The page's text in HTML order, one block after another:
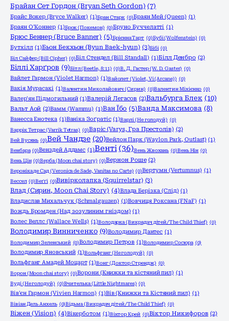
Брайан Сет Гордон (Bryan Seth Gordon) (7)
Брайс Вокер (Bryce Walker) (1)Бран Старк (0)Браян Мей (Queen) (1)
Браян О'Коннер (1)Брок (Покемон) (0)Бруно Буччелатті (1)
Брюс Беннер (Bruce Banner) (5)Брієнна Тарт (0)Бубі (Wolfenstein) (0)
Бутхілл (1)Бьон Бекхьон (Byun Baek-hyun) (3)Бібі (0)
Біл Сайфер (Bill Cipher) (0)Біл Стендел (Bill Standall) (1)Білл Денбро (2)
Біллі Харґров (9)Бітл (Beetle, 8:11) (0)В. Д. Гастер (W. D. Gaster) (0)
Вайлет Гармон (Violet Harmon) (1)Вайолет (Violet, Vi (Arcane)) (0)
Вакія Мурасакі (1)Валентин Миколайович (Сирин) (0)Валентин Міхієнко (0)
Валер'ян Підмогильний (1)Валерій Легасов (2)Вальбурга Блек (10)
Вальт Аой (2)Вамм (Wammu) (1)Ван Їбо (5)Ванда Максимова (8)
Ванесса Енотека (1)Ваніка Зоґратіс (1)Варлі (Не голодуй) (0)
Варрік Тетрас (Varrik Tetras) (0)Варіс (Varys, Гра Престолів) (2)
Вей Вусянь (0)Вей Чандзе (20)Вейлон Парк (Waylon Park, Outlast) (1)
Венбара (0)Венздей Аддамс (1)Венті (36)Вень Жвохань (0)Вень Нін (0)
Вень Цін (0)Верба (Moon chai story) (0)Вернон Роше (2)
Вероніка де Сад (Veronica de Sade, Vanitas no Carte) (0)Вертумн (Vertumnus) (1)
Вессел (0)Веґґі (0)Вивірколапка (Squirrelstar) (3)
Влад (Сирин, Moon Chai Story) (4)Влада Берізка (Слід) (1)
Владислав Михальчук (Schmalgauzen) (1)Вовчиця Роксана (FNaF) (1)
Вождь Бромден (Над зозулиним гніздом) (1)
Волес Веллс (Wallace Wells) (1)Володарка (Викрадач дітей/The Child Thief) (0)
Володимир Винниченко (9)Володимир Дантес (1)
Володимир Зеленський (0)Володимир Петров (1)Володимир Сосюра (0)
Володимир Яновський (1)Вольфганг (Не голодуй) (0)
Вольфганг Амадей Моцарт (1)Вонг (Доктор Стрендж) (0)
Ворон (Moon chai story) (0)Ворони (Книжки та кістяний пил) (1)
Вуді (Не голодуй) (0)Вчителька (Little Nightmares) (0)
Вів'єн Гармон (Vivien Harmon) (1)Вів (Книжки та Кістяний пил) (1)
Вівіан Дель Анхель (0)Відьма (Викрадач дітей/The Child Thief) (0)
Віжен (Vision) (4)Вікерботом (1)Віктор Крей (0)Віктор Никифоров (2)